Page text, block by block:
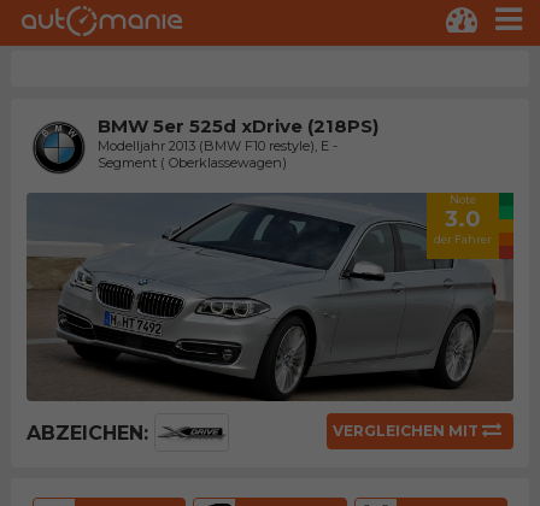
BMW 5er 525d xDrive (218PS)
Modelljahr 2013 (BMW F10 restyle), E -
Segment ( Oberklassewagen)
Note
3.0
der Fahrer
ABZEICHEN: VERGLEICHEN MIT